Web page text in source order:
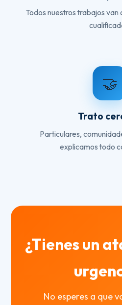
Todos nuestros trabajos van
🤝
Trato
Particulares,
explicamos todo
¿Tienes un
No esperes a que